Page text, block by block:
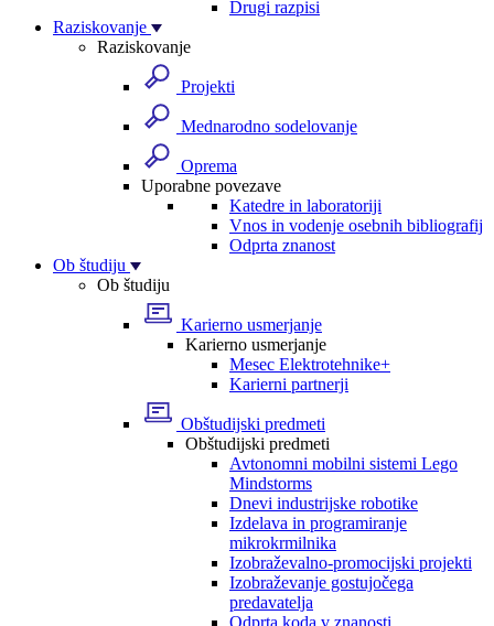
Drugi razpisi
Raziskovanje
Raziskovanje
Projekti
Mednarodno sodelovanje
Oprema
Uporabne povezave
Katedre in laboratoriji
Vnos in vodenje osebnih bibliografij
Odprta znanost
Ob študiju
Ob študiju
Karierno usmerjanje
Karierno usmerjanje
Mesec Elektrotehnike+
Karierni partnerji
Obštudijski predmeti
Obštudijski predmeti
Avtonomni mobilni sistemi Lego
Mindstorms
Dnevi industrijske robotike
Izdelava in programiranje
mikrokrmilnika
Izobraževalno-promocijski projekti
Izobraževanje gostujočega
predavatelja
Odprta koda v znanosti